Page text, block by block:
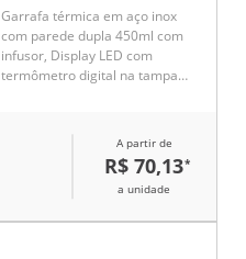
Garrafa térmica em aço inox
com parede dupla 450ml com
infusor, Display LED com
termômetro digital na tampa
A partir de
R$ 70,13*
a unidade